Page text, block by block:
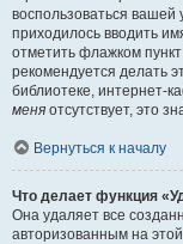
воспользоваться вашей
приходилось вводить
отметить флажком пункт
рекомендуется делать
библиотеке, интернет-
меня отсутствует, это
Вернуться к началу
Что делает функция
Она удаляет все
авторизованным на